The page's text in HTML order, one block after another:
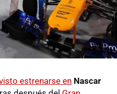
estrenarse en Nascar